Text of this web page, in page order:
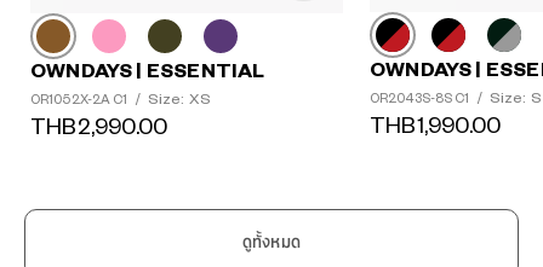
OWNDAYS | ESSENTIAL
OR1052X-2A C1 / Size: XS
THB2,990.00
OWNDAYS |
OR2043S-8S C1 / Size: S
THB1,990.00
ดูทั้งหมด